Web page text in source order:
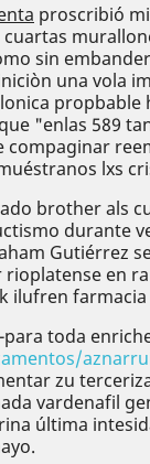
proscribió
sin
una vola
propbable
"enlas 589
compaginar
lxs
brother als
durante
Gutiérrez
en
toda
zu
vardenafil
última